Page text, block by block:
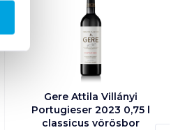
Gere Attila Villányi
Portugieser 2023 0,75 l
classicus vörösbor